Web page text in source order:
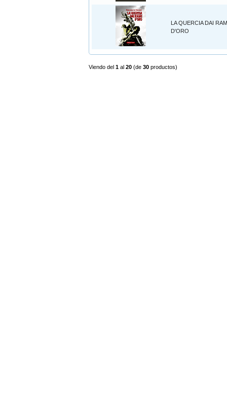
LA QUERCIA DAI
D'ORO
Viendo del 1 al 20 (de 30 productos)